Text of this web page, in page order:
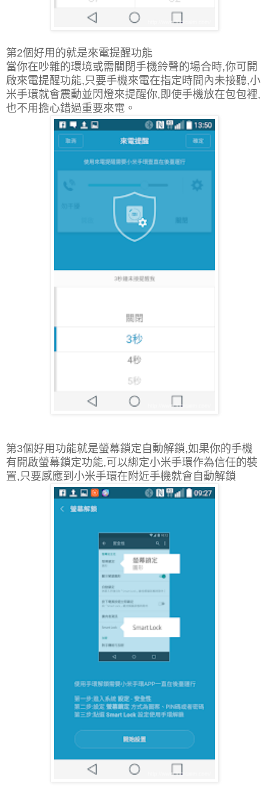
第2個好用的就是來電提醒功能
當你在吵雜的環境或需關閉手機鈴聲的場合時,你可開
啟來電提醒功能,只要手機來電在指定時間內未接聽,小
米手環就會震動並閃燈來提醒你,即使手機放在包包裡,
也不用擔心錯過重要來電。
第3個好用功能就是螢幕鎖定自動解鎖,如果你的手機
有開啟螢幕鎖定功能,可以綁定小米手環作為信任的裝
置,只要感應到小米手環在附近手機就會自動解鎖